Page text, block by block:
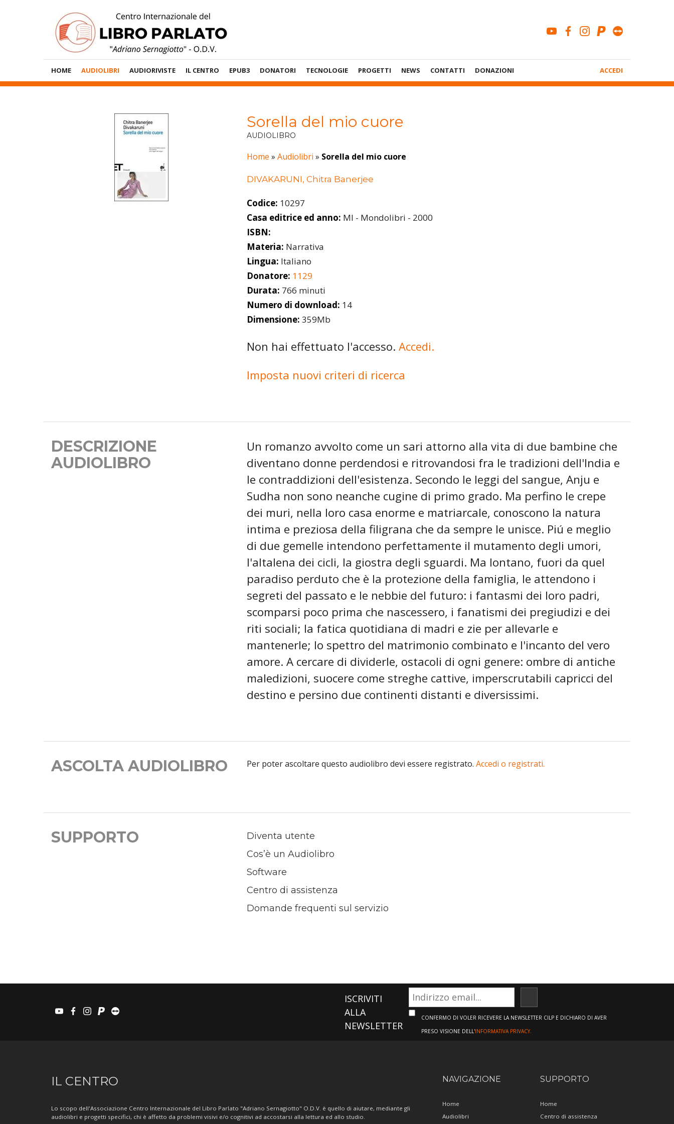
youtubefacebook
instagram
paypal
Menù
Principale
HOME AUDIOLIBRI AUDIORIVISTE IL CENTRO EPUB3 DONATORI TECNOLOGIE PROGETTI NEWS CONTATTI DONAZIONI
Account
ACCEDI
Sorella del mio cuore
AUDIOLIBRO
Home » Audiolibri » Sorella del mio cuore
DIVAKARUNI, Chitra Banerjee
Codice: 10297
Casa editrice ed anno: MI - Mondolibri - 2000
ISBN:
Materia: Narrativa
Lingua: Italiano
Donatore: 1129
Durata: 766 minuti
Numero di download: 14
Dimensione: 359Mb
Non hai effettuato l'accesso. Accedi.
Imposta nuovi criteri di ricerca
DESCRIZIONE
AUDIOLIBRO
Un romanzo avvolto come un sari attorno alla vita di due bambine che
diventano donne perdendosi e ritrovandosi fra le tradizioni dell'India e
le contraddizioni dell'esistenza. Secondo le leggi del sangue, Anju e
Sudha non sono neanche cugine di primo grado. Ma perfino le crepe
dei muri, nella loro casa enorme e matriarcale, conoscono la natura
intima e preziosa della filigrana che da sempre le unisce. Piú e meglio
di due gemelle intendono perfettamente il mutamento degli umori,
l'altalena dei cicli, la giostra degli sguardi. Ma lontano, fuori da quel
paradiso perduto che è la protezione della famiglia, le attendono i
segreti del passato e le nebbie del futuro: i fantasmi dei loro padri,
scomparsi poco prima che nascessero, i fanatismi dei pregiudizi e dei
riti sociali; la fatica quotidiana di madri e zie per allevarle e
mantenerle; lo spettro del matrimonio combinato e l'incanto del vero
amore. A cercare di dividerle, ostacoli di ogni genere: ombre di antiche
maledizioni, suocere come streghe cattive, imperscrutabili capricci del
destino e persino due continenti distanti e diversissimi.
ASCOLTA AUDIOLIBRO Per poter ascoltare questo audiolibro devi essere registrato. Accedi o registrati.
SUPPORTO
Diventa utente
Cos’è un Audiolibro
Software
Centro di assistenza
Domande frequenti sul servizio
youtubefacebook
instagram
paypalteamviewer
ISCRIVITI
ALLA
NEWSLETTER
CONFERMO DI VOLER RICEVERE LA NEWSLETTER CILP E DICHIARO DI AVER
PRESO VISIONE DELL'INFORMATIVA PRIVACY.
Informazioni
IL CENTRO
Lo scopo dell'Associazione Centro Internazionale del Libro Parlato "Adriano Sernagiotto" O.D.V. è quello di aiutare, mediante gli
audiolibri e progetti specifici, chi è affetto da problemi visivi e/o cognitivi ad accostarsi alla lettura ed allo studio.
NAVIGAZIONE
Home
Audiolibri
SUPPORTO
Home
Centro di assistenza